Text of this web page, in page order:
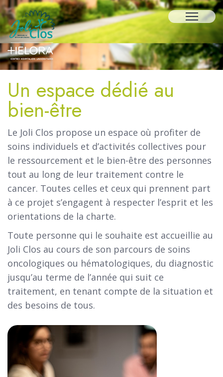
Un espace dédié au
bien-être
Le Joli Clos propose un espace où profiter de
soins individuels et d’activités collectives pour
le ressourcement et le bien-être des personnes
tout au long de leur traitement contre le
cancer. Toutes celles et ceux qui prennent part
à ce projet s’engagent à respecter l’esprit et les
orientations de la charte.
Toute personne qui le souhaite est accueillie au
Joli Clos au cours de son parcours de soins
oncologiques ou hématologiques, du diagnostic
jusqu’au terme de l’année qui suit ce
traitement, en tenant compte de la situation et
des besoins de tous.